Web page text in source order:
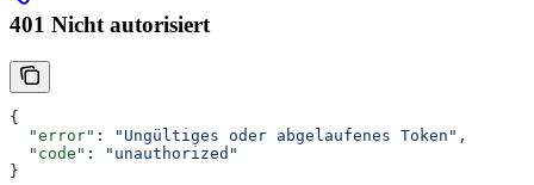
401 Nicht autorisiert
{
  "error"
: "Ungültiges oder abgelaufenes Token" ,
  "code"
:
"unauthorized"
}